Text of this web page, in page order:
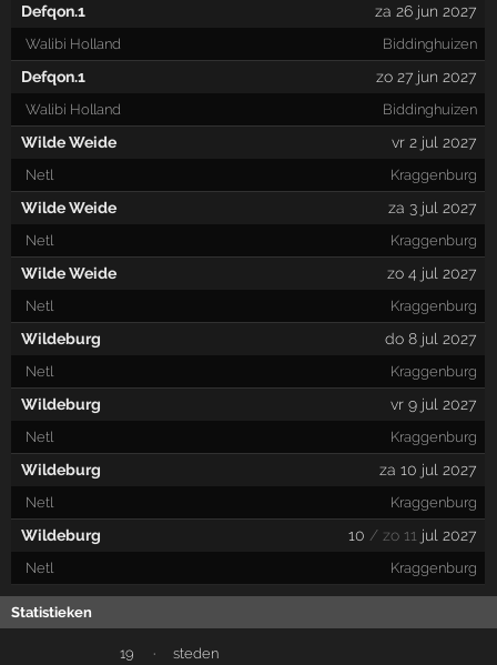
Defqon.1 za 26 jun 2027
Walibi Holland Biddinghuizen
Defqon.1 zo 27 jun 2027
Walibi Holland Biddinghuizen
Wilde Weide vr 2 jul 2027
Netl Kraggenburg
Wilde Weide za 3 jul 2027
Netl Kraggenburg
Wilde Weide zo 4 jul 2027
Netl Kraggenburg
Wildeburg do 8 jul 2027
Netl Kraggenburg
Wildeburg vr 9 jul 2027
Netl Kraggenburg
Wildeburg za 10 jul 2027
Netl Kraggenburg
Wildeburg 10 / zo 11 jul 2027
Netl Kraggenburg
Statistieken
19 · steden